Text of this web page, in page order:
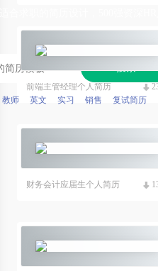
合求职的简历设计，500强资深
教师 英文 实习 销售 复试简历
前端主管经理个人简历
财务会计应届生个人简历